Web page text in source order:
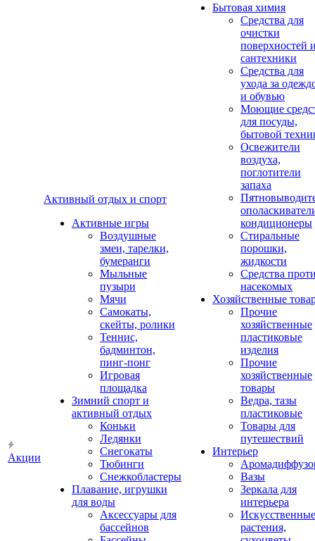
Акции
Активный отдых и спорт
Активные игры
Воздушные
змеи, тарелки,
бумеранги
Мыльные
пузыри
Мячи
Самокаты,
скейты, ролики
Теннис,
бадминтон,
пинг-понг
Игровая
площадка
Зимний спорт и
активный отдых
Коньки
Ледянки
Снегокаты
Тюбинги
Снежкобластеры
Плавание, игрушки
для воды
Аксессуары для
бассейнов
Бытовая химия
Средства для
очистки
поверхностей
сантехники
Средства для
ухода за
и обувью
Моющие
для посуды,
бытовой
Освежители
воздуха,
поглотители
запаха
кондиционеры
Стиральные
порошки,
жидкости
Средства
насекомых
Хозяйственные
Прочие
хозяйственные
пластиковые
изделия
Прочие
хозяйственные
товары
Ведра, тазы
пластиковые
Товары для
путешествий
Интерьер
Вазы
Зеркала для
интерьера
Искусственные
растения,